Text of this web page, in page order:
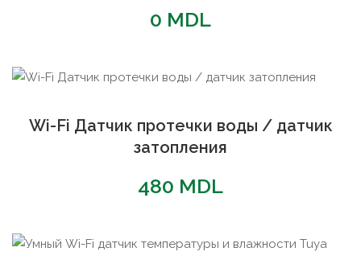
0 MDL
Wi-Fi Датчик протечки воды / датчик
затопления
480 MDL